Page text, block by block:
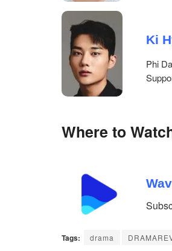
Ki
Phi
Where to
Tags: drama